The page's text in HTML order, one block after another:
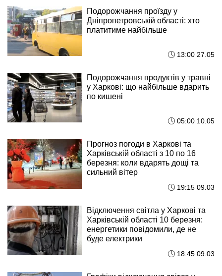
Подорожчання проїзду у
Дніпропетровській області: хто
платитиме найбільше
13:00 27.05
Подорожчання продуктів у травні
у Харкові: що найбільше вдарить
по кишені
05:00 10.05
Прогноз погоди в Харкові та
Харківській області з 10 по 16
березня: коли вдарять дощі та
сильний вітер
19:15 09.03
Відключення світла у Харкові та
Харківській області 10 березня:
енергетики повідомили, де не
буде електрики
18:45 09.03